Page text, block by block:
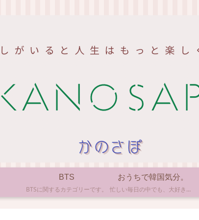
BTS
BTSに関するカテゴリーです。
おうちで韓国気分。
忙しい毎日の中でも、大好きな韓国の文化やアイテムに触れると心がほっとしますよね。ここでは、自宅で手軽に楽しめる韓国の美味しいもの、お気に入りのコスメ、そして推し活の楽しみ方など、「おうちにいながら韓国気分」に触れられるヒントを私らしくお届けします。